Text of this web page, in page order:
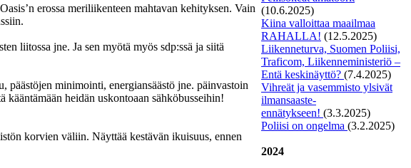
erossa meriliikenteen mahtavan kehityksen. Vain
liitossa jne. Ja sen myötä myös sdp:ssä ja siitä
minimointi, energiansäästö jne. päinvastoin
heidän uskontoaan sähköbusseihin!
korvien väliin. Näyttää kestävän ikuisuus, ennen
(10.6.2025)
Kiina valloittaa maailmaa
RAHALLA! (12.5.2025)
Liikenneturva, Suomen Poliisi,
Traficom, Liikenneministeriö –
Entä keskinäyttö? (7.4.2025)
Vihreät ja vasemmisto ylsivät
ilmansaaste-
ennätykseen! (3.3.2025)
Poliisi on ongelma (3.2.2025)
2024